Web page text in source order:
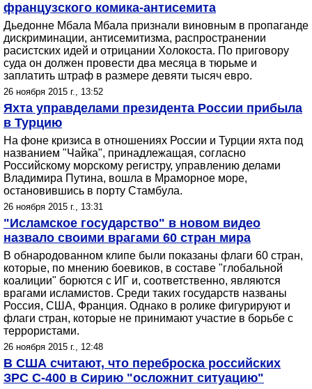
французского комика-антисемита
Дьедонне Мбала Мбала признали виновным в пропаганде
дискриминации, антисемитизма, распространении
расистских идей и отрицании Холокоста. По приговору
суда он должен провести два месяца в тюрьме и
заплатить штраф в размере девяти тысяч евро.
26 ноября 2015 г., 13:52
Яхта управделами президента России прибыла
в Турцию
На фоне кризиса в отношениях России и Турции яхта под
названием "Чайка", принадлежащая, согласно
Российскому морскому регистру, управлению делами
Владимира Путина, вошла в Мраморное море,
остановившись в порту Стамбула.
26 ноября 2015 г., 13:31
"Исламское государство" в новом видео
назвало своими врагами 60 стран мира
В обнародованном клипе были показаны флаги 60 стран,
которые, по мнению боевиков, в составе "глобальной
коалиции" борются с ИГ и, соответственно, являются
врагами исламистов. Среди таких государств названы
Россия, США, Франция. Однако в ролике фигурируют и
флаги стран, которые не принимают участие в борьбе с
террористами.
26 ноября 2015 г., 12:48
В США считают, что переброска российских
ЗРС С-400 в Сирию "осложнит ситуацию"